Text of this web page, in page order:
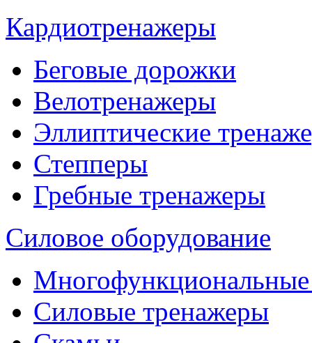
Кардиотренажеры
Беговые дорожки
Велотренажеры
Эллиптические
Степперы
Гребные тренажеры
Силовое оборудование
Силовые тренажеры